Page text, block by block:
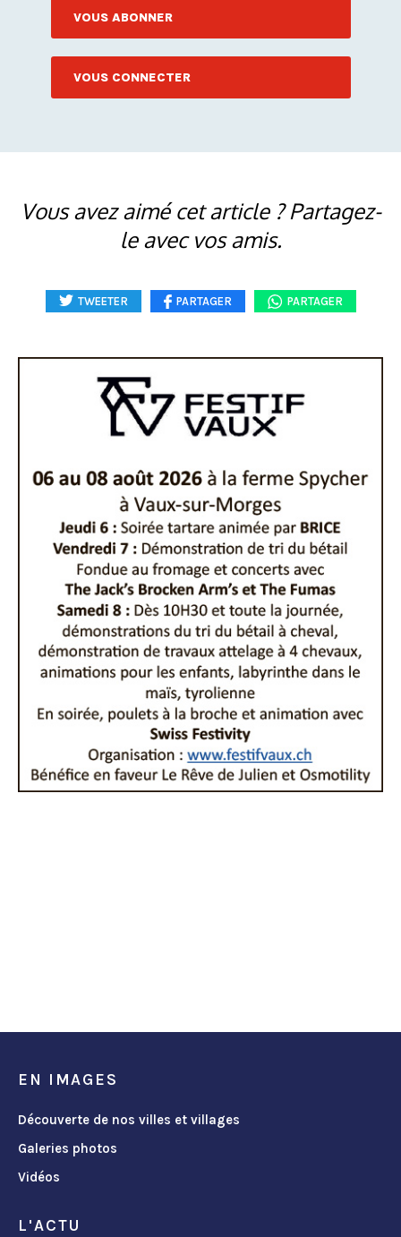
VOUS ABONNER
VOUS CONNECTER
Vous avez aimé cet article ? Partagez-
le avec vos amis.
TWEETER PARTAGER PARTAGER
EN IMAGES
Découverte de nos villes et villages
Galeries photos
Vidéos
L'ACTU